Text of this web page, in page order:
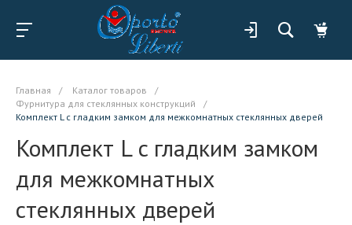
Главная / Каталог товаров
/
Фурнитура для стеклянных конструкций
/
Комплект L c гладким замком для межкомнатных стеклянных дверей
Комплект L c гладким замком
для межкомнатных
стеклянных дверей